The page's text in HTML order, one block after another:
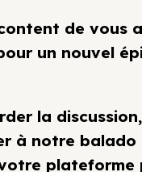
de vous
un nouvel
la
à notre balado
plateforme